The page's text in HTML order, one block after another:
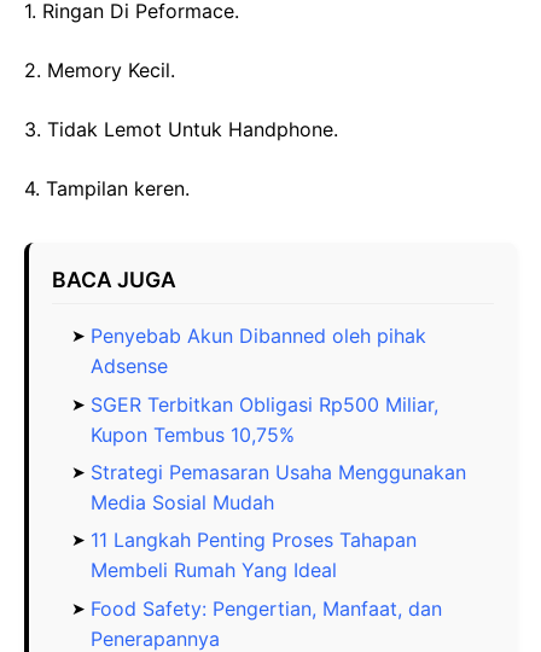
1. Ringan Di Peformace.
2. Memory Kecil.
3. Tidak Lemot Untuk Handphone.
4. Tampilan keren.
BACA JUGA
Penyebab Akun Dibanned oleh pihak
Adsense
SGER Terbitkan Obligasi Rp500 Miliar,
Kupon Tembus 10,75%
Strategi Pemasaran Usaha Menggunakan
Media Sosial Mudah
11 Langkah Penting Proses Tahapan
Membeli Rumah Yang Ideal
Food Safety: Pengertian, Manfaat, dan
Penerapannya